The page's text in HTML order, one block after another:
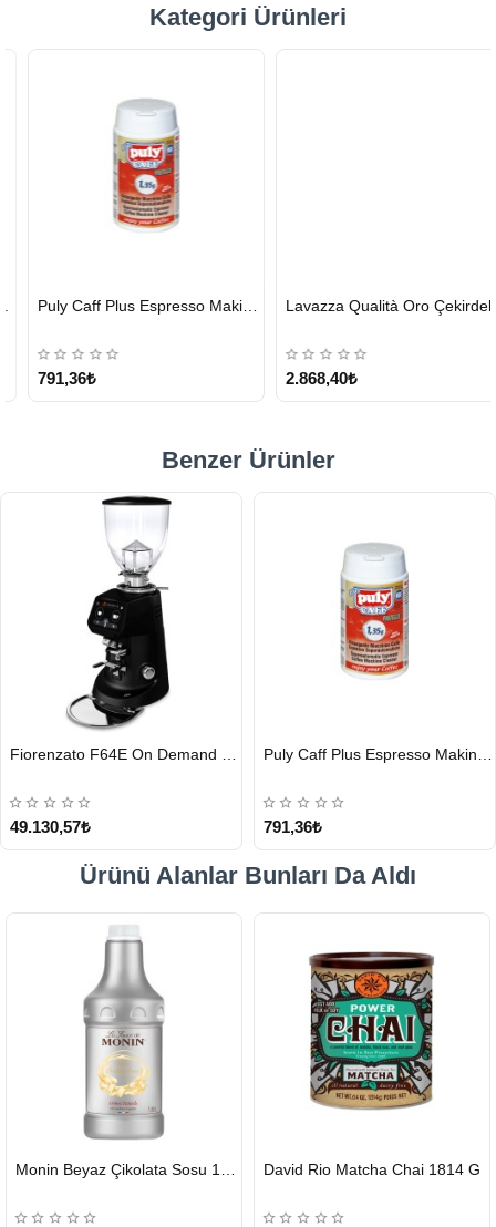
Kategori Ürünleri
GÖNDERİ
Puly Caff Plus Espresso Makinesi Temizleyici Tablet 100 x 1.35 G
791,36₺
GÖNDERİ
Lavazza Qualità Oro Çekirdek Kahve 1 KG x 2
2.868,40₺
Benzer Ürünler
GÖNDERİ
49.130,57₺
GÖNDERİ
791,36₺
Ürünü Alanlar Bunları Da Aldı
GÖNDERİ
GÖNDERİ
David Rio Matcha Chai 1814 G